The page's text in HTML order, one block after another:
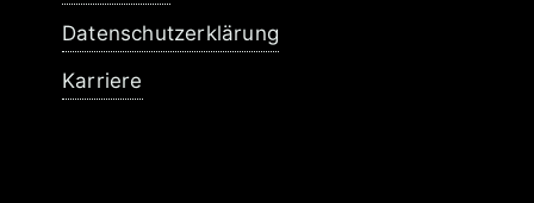
Datenschutzerklärung
Karriere